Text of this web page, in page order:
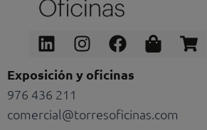
LinkedinInstagram
Facebook
bag
Exposición y oficinas
976 436 211
comercial@torresoficinas.com